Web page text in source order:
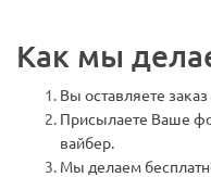
Как мы
Вы оставляете заказ
Присылаете Ваше
вайбер.
Мы делаем